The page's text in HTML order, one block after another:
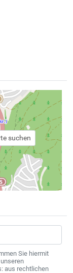
suchen
Sie hiermit
aus rechtlichen